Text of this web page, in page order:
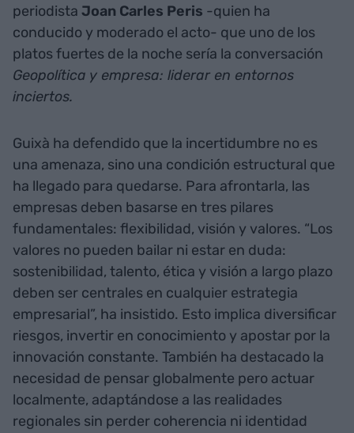
periodista Joan Carles Peris -quien ha
conducido y moderado el acto- que uno de los
platos fuertes de la noche sería la conversación
Geopolítica y empresa: liderar en entornos
inciertos.
Guixà ha defendido que la incertidumbre no es
una amenaza, sino una condición estructural que
ha llegado para quedarse. Para afrontarla, las
empresas deben basarse en tres pilares
fundamentales: flexibilidad, visión y valores. “Los
valores no pueden bailar ni estar en duda:
sostenibilidad, talento, ética y visión a largo plazo
deben ser centrales en cualquier estrategia
empresarial”, ha insistido. Esto implica diversificar
riesgos, invertir en conocimiento y apostar por la
innovación constante. También ha destacado la
necesidad de pensar globalmente pero actuar
localmente, adaptándose a las realidades
regionales sin perder coherencia ni identidad